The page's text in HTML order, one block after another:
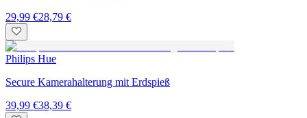
29,99 €28,79 €
Philips Hue
Secure Kamerahalterung mit Erdspieß
39,99 €38,39 €